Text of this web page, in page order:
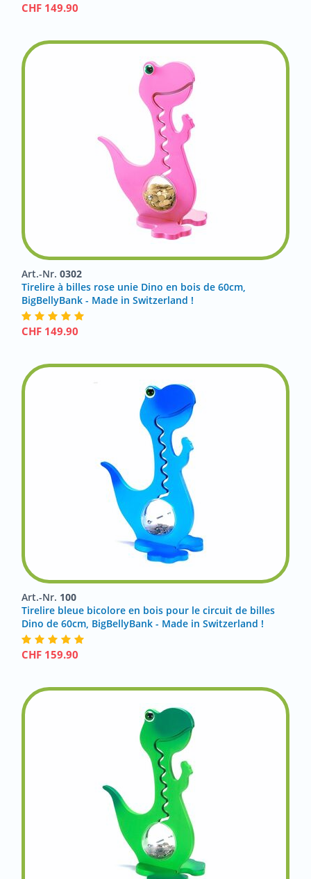
CHF 149.90
Art.-Nr. 0302
Tirelire à billes rose unie Dino en bois de 60cm,
BigBellyBank - Made in Switzerland !
CHF 149.90
Art.-Nr. 100
Tirelire bleue bicolore en bois pour le circuit de billes
Dino de 60cm, BigBellyBank - Made in Switzerland !
CHF 159.90